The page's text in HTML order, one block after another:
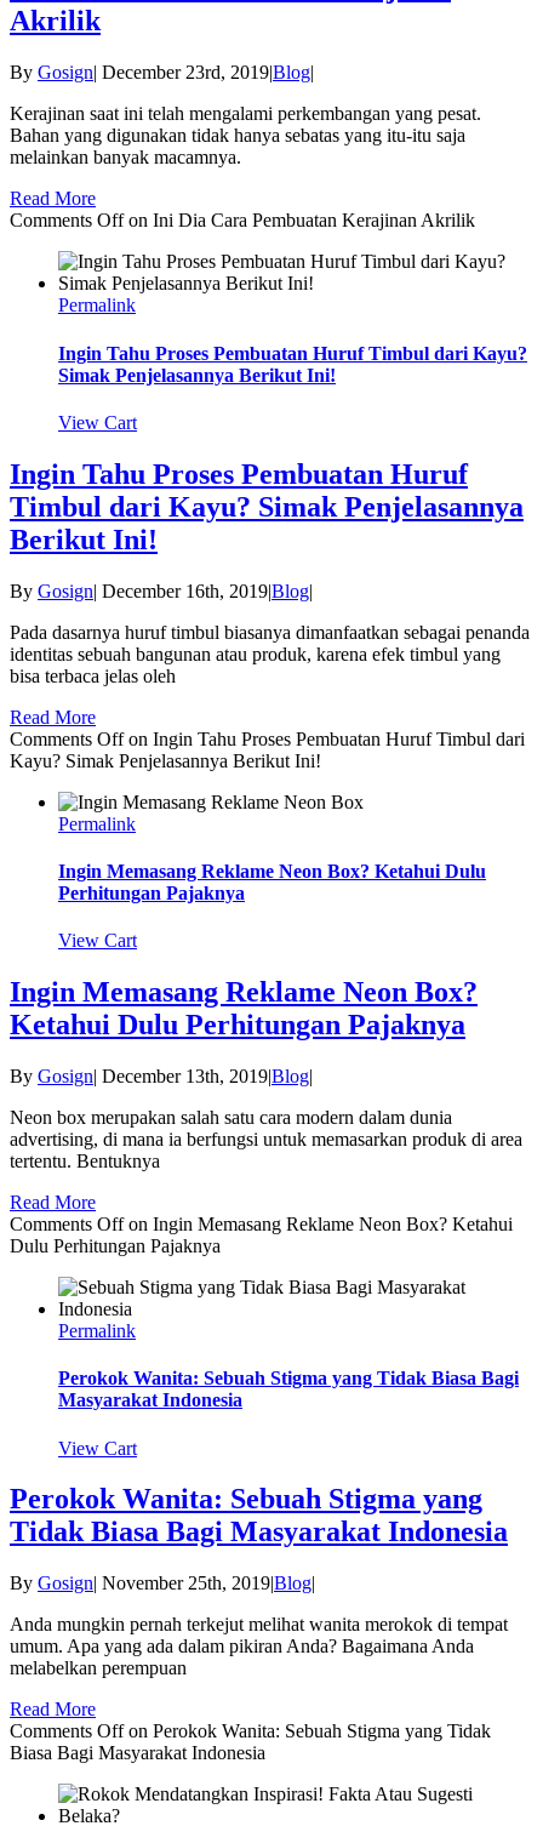
Akrilik
By Gosign| December 23rd, 2019|Blog|
Kerajinan saat ini telah mengalami perkembangan yang pesat.
Bahan yang digunakan tidak hanya sebatas yang itu-itu saja
melainkan banyak macamnya.
Read More
Comments Offon Ini Dia Cara Pembuatan Kerajinan Akrilik
Permalink
Ingin Tahu Proses Pembuatan Huruf Timbul dari Kayu?
Simak Penjelasannya Berikut Ini!
View Cart
Ingin Tahu Proses Pembuatan Huruf
Timbul dari Kayu? Simak Penjelasannya
Berikut Ini!
By Gosign| December 16th, 2019|Blog|
Pada dasarnya huruf timbul biasanya dimanfaatkan sebagai penanda
identitas sebuah bangunan atau produk, karena efek timbul yang
bisa terbaca jelas oleh
Read More
Comments Offon Ingin Tahu Proses Pembuatan Huruf Timbul dari
Kayu? Simak Penjelasannya Berikut Ini!
Permalink
Ingin Memasang Reklame Neon Box? Ketahui Dulu
Perhitungan Pajaknya
View Cart
Ingin Memasang Reklame Neon Box?
Ketahui Dulu Perhitungan Pajaknya
By Gosign| December 13th, 2019|Blog|
Neon box merupakan salah satu cara modern dalam dunia
advertising, di mana ia berfungsi untuk memasarkan produk di area
tertentu. Bentuknya
Read More
Comments Offon Ingin Memasang Reklame Neon Box? Ketahui
Dulu Perhitungan Pajaknya
Permalink
Perokok Wanita: Sebuah Stigma yang Tidak Biasa Bagi
Masyarakat Indonesia
View Cart
Perokok Wanita: Sebuah Stigma yang
Tidak Biasa Bagi Masyarakat Indonesia
By Gosign| November 25th, 2019|Blog|
Anda mungkin pernah terkejut melihat wanita merokok di tempat
umum. Apa yang ada dalam pikiran Anda? Bagaimana Anda
melabelkan perempuan
Read More
Comments Offon Perokok Wanita: Sebuah Stigma yang Tidak
Biasa Bagi Masyarakat Indonesia